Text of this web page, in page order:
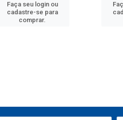
Faça seu login ou
cadastre-se para
comprar.